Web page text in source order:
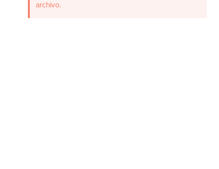
archivo.